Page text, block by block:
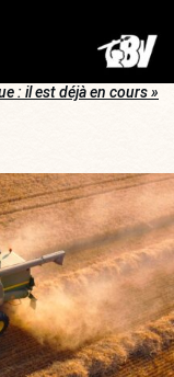
: il est déjà en cours »